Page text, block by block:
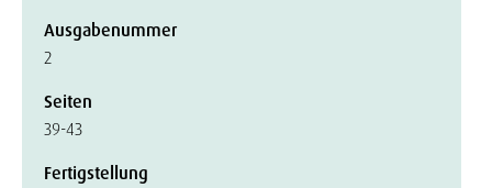
Ausgabenummer
2
Seiten
39-43
Fertigstellung